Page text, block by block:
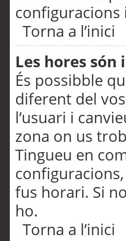
configuracions
Torna a l’inici
Les hores són
És possibble
diferent del
l’usuari i
zona on us
Tingueu en
fus horari. Si
ho.
Torna a l’inici